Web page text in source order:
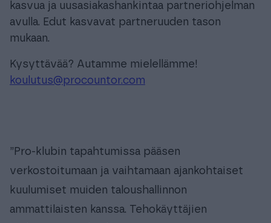
kasvua ja uusasiakashankintaa partneriohjelman
avulla. Edut kasvavat partneruuden tason
mukaan.
Kysyttävää? Autamme mielellämme!
koulutus@procountor.com
”Pro-klubin tapahtumissa pääsen
verkostoitumaan ja vaihtamaan ajankohtaiset
kuulumiset muiden taloushallinnon
ammattilaisten kanssa. Tehokäyttäjien